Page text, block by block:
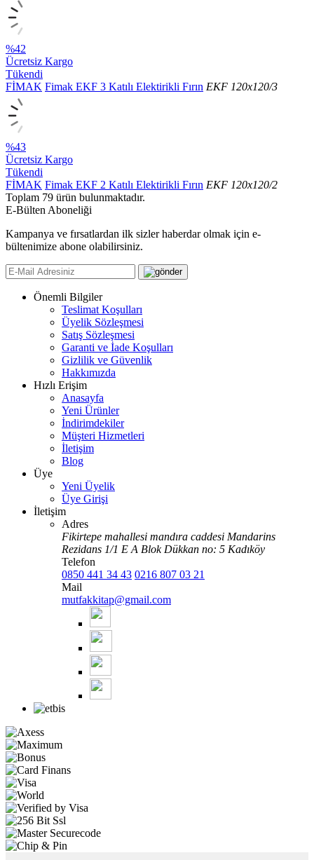
%42
Ücretsiz Kargo
Tükendi
FİMAK Fimak EKF 3 Katılı Elektirikli Fırın EKF 120x120/3
%43
Ücretsiz Kargo
Tükendi
FİMAK Fimak EKF 2 Katılı Elektirikli Fırın EKF 120x120/2
Toplam 79 ürün bulunmaktadır.
E-Bülten Aboneliği
Kampanya ve fırsatlardan ilk sizler haberdar olmak için e-
bültenimize abone olabilirsiniz.
Önemli Bilgiler
Teslimat Koşulları
Üyelik Sözleşmesi
Satış Sözleşmesi
Garanti ve İade Koşulları
Gizlilik ve Güvenlik
Hakkımızda
Hızlı Erişim
Anasayfa
Yeni Ürünler
İndirimdekiler
Müşteri Hizmetleri
İletişim
Blog
Üye
Yeni Üyelik
Üye Girişi
İletişim
Adres
Fikirtepe mahallesi mandıra caddesi Mandarins
Rezidans 1/1 E A Blok Dükkan no: 5 Kadıköy
Telefon
0850 441 34 43 0216 807 03 21
Mail
mutfakkitap@gmail.com